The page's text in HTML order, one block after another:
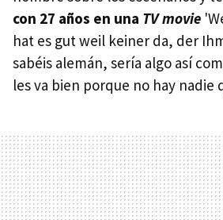
con 27 años en una TV movie
hat es gut weil keiner da, der
sabéis alemán, sería algo así
les va bien porque no hay nadie